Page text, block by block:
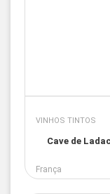
VINHOS TINTOS
Cave de
França